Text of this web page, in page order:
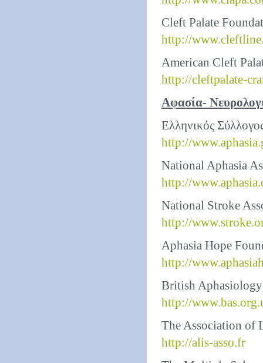
Cleft Palate
http://
American Cleft
http://cleftpalate-
Αφασία-
Ελληνικός
http://
National Aphasia
http://
National Stroke
http://
Aphasia Hope
http://
British
http://
The Association of
http://alis-asso.fr